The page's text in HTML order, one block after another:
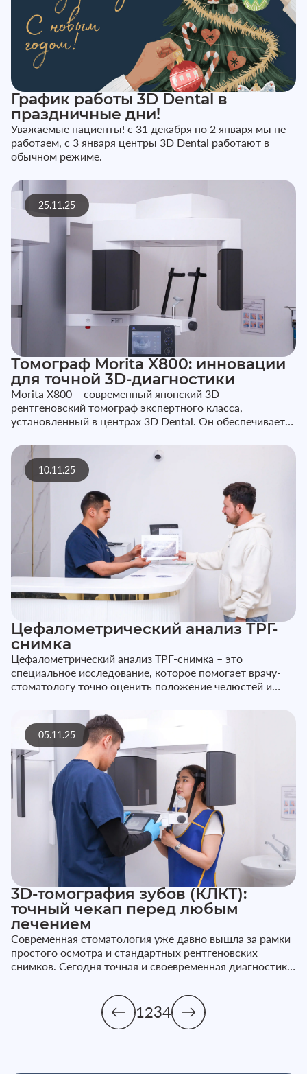
График работы 3D Dental в
праздничные дни!
Уважаемые пациенты! с 31 декабря по 2 января мы не
работаем, с 3 января центры 3D Dental работают в
обычном режиме.
25.11.25
Томограф Morita X800: инновации
для точной 3D-диагностики
Morita X800 – современный японский 3D-
рентгеновский томограф экспертного класса,
установленный в центрах 3D Dental. Он обеспечивает
10.11.25
Цефалометрический анализ ТРГ-
снимка
Цефалометрический анализ ТРГ-снимка – это
специальное исследование, которое помогает врачу-
стоматологу точно оценить положение челюстей и
05.11.25
3D-томография зубов (КЛКТ):
точный чекап перед любым
лечением
Современная стоматология уже давно вышла за рамки
простого осмотра и стандартных рентгеновских
снимков. Сегодня точная и своевременная диагностика
1234